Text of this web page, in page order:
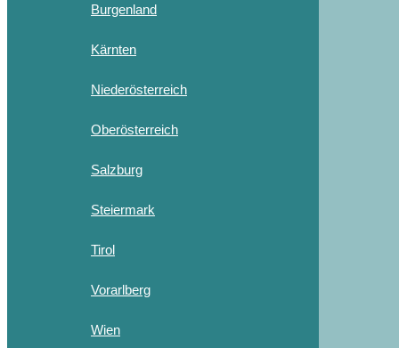
Burgenland
Kärnten
Niederösterreich
Oberösterreich
Salzburg
Steiermark
Tirol
Vorarlberg
Wien